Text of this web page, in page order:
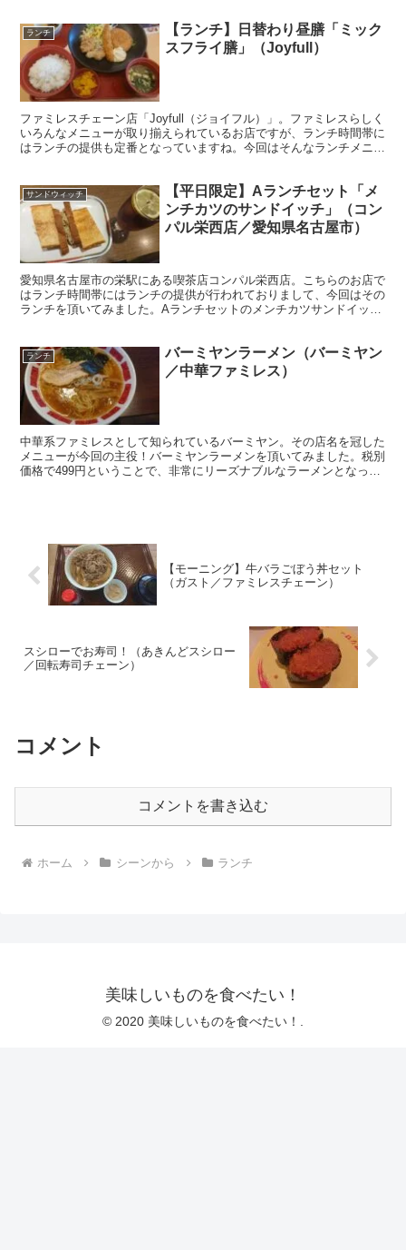
ランチ
【ランチ】日替わり昼膳「ミック
スフライ膳」（Joyfull）
ファミレスチェーン店「Joyfull（ジョイフル）」。ファミレスらしく
いろんなメニューが取り揃えられているお店ですが、ランチ時間帯に
はランチの提供も定番となっていますね。今回はそんなランチメニュ
サンドウィッチ
【平日限定】Aランチセット「メ
ンチカツのサンドイッチ」（コン
パル栄西店／愛知県名古屋市）
愛知県名古屋市の栄駅にある喫茶店コンパル栄西店。こちらのお店で
はランチ時間帯にはランチの提供が行われておりまして、今回はその
ランチを頂いてみました。Aランチセットのメンチカツサンドイッチ
ランチ
バーミヤンラーメン（バーミヤン
／中華ファミレス）
中華系ファミレスとして知られているバーミヤン。その店名を冠した
メニューが今回の主役！バーミヤンラーメンを頂いてみました。税別
価格で499円ということで、非常にリーズナブルなラーメンとなって
【モーニング】牛バラごぼう丼セット
（ガスト／ファミレスチェーン）
スシローでお寿司！（あきんどスシロー
／回転寿司チェーン）
コメント
コメントを書き込む
ホーム シーンから ランチ
美味しいものを食べたい！
© 2020 美味しいものを食べたい！.